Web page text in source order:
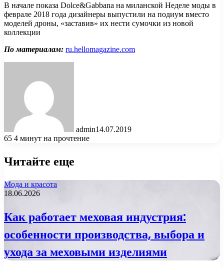
В начале показа Dolce&Gabbana на миланской Неделе моды в
феврале 2018 года дизайнеры выпустили на подиум вместо
моделей дроны, «заставив» их нести сумочки из новой
коллекции
По материалам: ru.hellomagazine.com
admin14.07.2019
65 4 минут на прочтение
Читайте еще
Мода и красота
18.06.2026
Как работает меховая индустрия:
особенности производства, выбора и
ухода за меховыми изделиями